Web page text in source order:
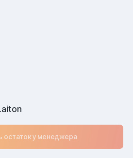
остаток у менеджера